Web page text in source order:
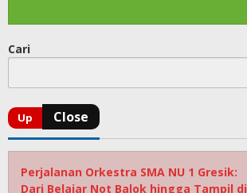
Cari
Perjalanan Orkestra SMA NU 1 Gresik:
Dari Belajar Not Balok hingga Tampil di